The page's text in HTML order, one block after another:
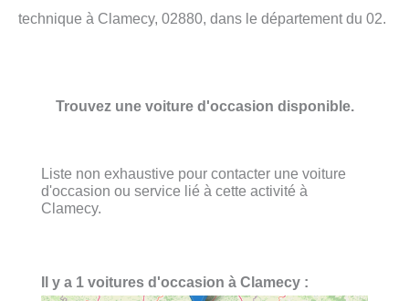
technique à Clamecy, 02880, dans le département du 02.
Trouvez une voiture d'occasion disponible.
Liste non exhaustive pour contacter une voiture
d'occasion ou service lié à cette activité à
Clamecy.
Il y a 1 voitures d'occasion à Clamecy :